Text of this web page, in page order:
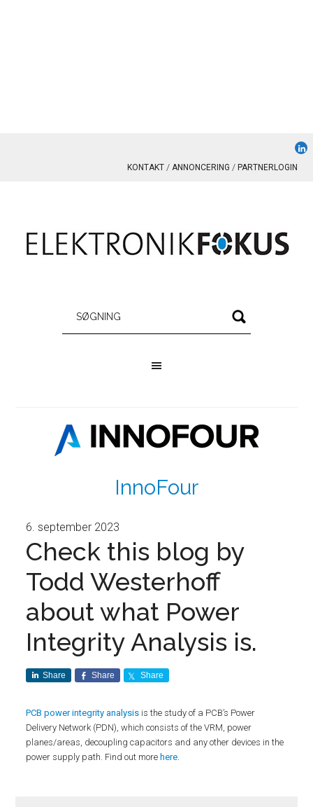
KONTAKT ANNONCERING PARTNERLOGIN
InnoFour
6. september 2023
Check this blog by
Todd Westerhoff
about what Power
Integrity Analysis is.
Share Share Share
PCB power integrity analysis is the study of a PCB’s Power
Delivery Network (PDN), which consists of the VRM, power
planes/areas, decoupling capacitors and any other devices in the
power supply path. Find out more here.